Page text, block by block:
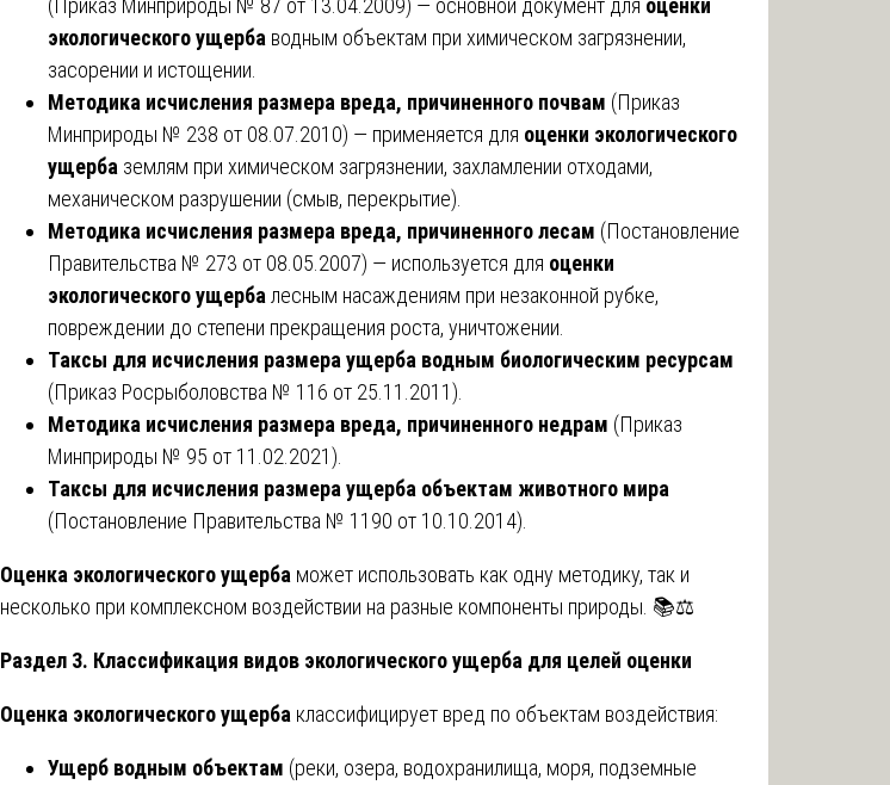
экологического ущерба водным объектам при химическом загрязнении,
засорении и истощении.
Методика исчисления размера вреда, причиненного почвам (Приказ
Минприроды № 238 от 08.07.2010) — применяется для оценки экологического
ущерба землям при химическом загрязнении, захламлении отходами,
механическом разрушении (смыв, перекрытие).
Методика исчисления размера вреда, причиненного лесам (Постановление
Правительства № 273 от 08.05.2007) — используется для оценки
экологического ущерба лесным насаждениям при незаконной рубке,
повреждении до степени прекращения роста, уничтожении.
Таксы для исчисления размера ущерба водным биологическим ресурсам
(Приказ Росрыболовства № 116 от 25.11.2011).
Методика исчисления размера вреда, причиненного недрам (Приказ
Минприроды № 95 от 11.02.2021).
Таксы для исчисления размера ущерба объектам животного мира
(Постановление Правительства № 1190 от 10.10.2014).
Оценка экологического ущерба может использовать как одну методику, так и
несколько при комплексном воздействии на разные компоненты природы. 📚⚖️
Раздел 3. Классификация видов экологического ущерба для целей оценки
Оценка экологического ущерба классифицирует вред по объектам воздействия:
Ущерб водным объектам (реки, озера, водохранилища, моря, подземные